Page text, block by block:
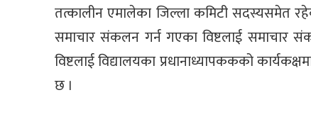
तत्कालीन एमालेका जिल्ला कमिटी सदस्यसमेत
समाचार संकलन गर्न गएका विष्टलाई समाचार
विष्टलाई विद्यालयका प्रधानाध्यापककको
छ ।